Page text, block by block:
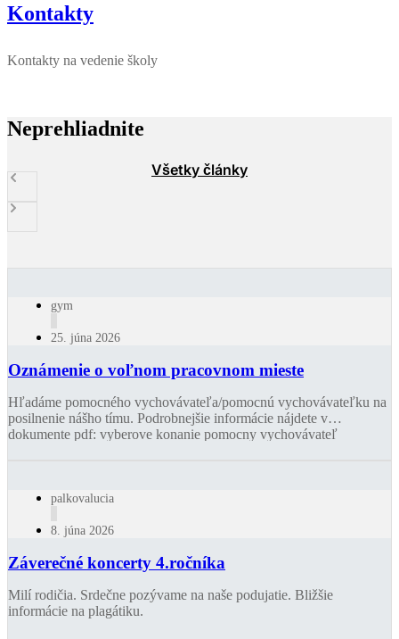
Kontakty
Kontakty na vedenie školy
Neprehliadnite
Všetky články
gym
25. júna 2026
Oznámenie o voľnom pracovnom mieste
Hľadáme pomocného vychovávateľa/pomocnú vychovávateľku na
posilnenie nášho tímu. Podrobnejšie informácie nájdete v
dokumente pdf: vyberove konanie pomocny vychovávateľ
palkovalucia
8. júna 2026
Záverečné koncerty 4.ročníka
Milí rodičia. Srdečne pozývame na naše podujatie. Bližšie
informácie na plagátiku.